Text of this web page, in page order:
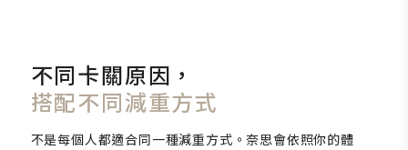
不同卡關原因，
搭配不同減重方式
不是每個人都適合同一種減重方式。奈思會依照你的體